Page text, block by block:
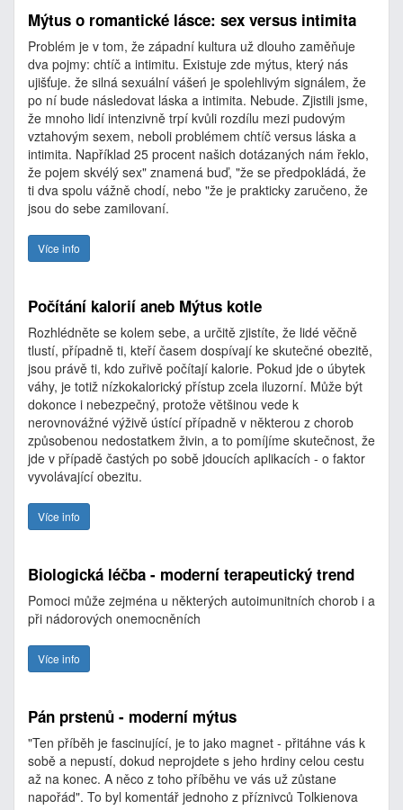
Mýtus o romantické lásce: sex versus intimita
Problém je v tom, že západní kultura už dlouho zaměňuje
dva pojmy: chtíč a intimitu. Existuje zde mýtus, který nás
ujišťuje. že silná sexuální vášeń je spolehlivým signálem, že
po ní bude následovat láska a intimita. Nebude. Zjistili jsme,
že mnoho lidí intenzivně trpí kvůli rozdílu mezi pudovým
vztahovým sexem, neboli problémem chtíč versus láska a
intimita. Například 25 procent našich dotázaných nám řeklo,
že pojem skvélý sex" znamená buď, "že se předpokládá, že
ti dva spolu vážně chodí, nebo "že je prakticky zaručeno, že
jsou do sebe zamilovaní.
Více info
Počítání kalorií aneb Mýtus kotle
Rozhlédněte se kolem sebe, a určitě zjistíte, že lidé věčně
tlustí, případně ti, kteří časem dospívají ke skutečné obezitě,
jsou právě ti, kdo zuřivě počítají kalorie. Pokud jde o úbytek
váhy, je totiž nízkokalorický přístup zcela iluzorní. Může být
dokonce i nebezpečný, protože většinou vede k
nerovnovážné výživě ústící případně v některou z chorob
způsobenou nedostatkem živin, a to pomíjíme skutečnost, že
jde v případě častých po sobě jdoucích aplikacích - o faktor
vyvolávající obezitu.
Více info
Biologická léčba - moderní terapeutický trend
Pomoci může zejména u některých autoimunitních chorob i a
při nádorových onemocněních
Více info
Pán prstenů - moderní mýtus
"Ten příběh je fascinující, je to jako magnet - přitáhne vás k
sobě a nepustí, dokud neprojdete s jeho hrdiny celou cestu
až na konec. A něco z toho příběhu ve vás už zůstane
napořád". To byl komentář jednoho z příznivců Tolkienova